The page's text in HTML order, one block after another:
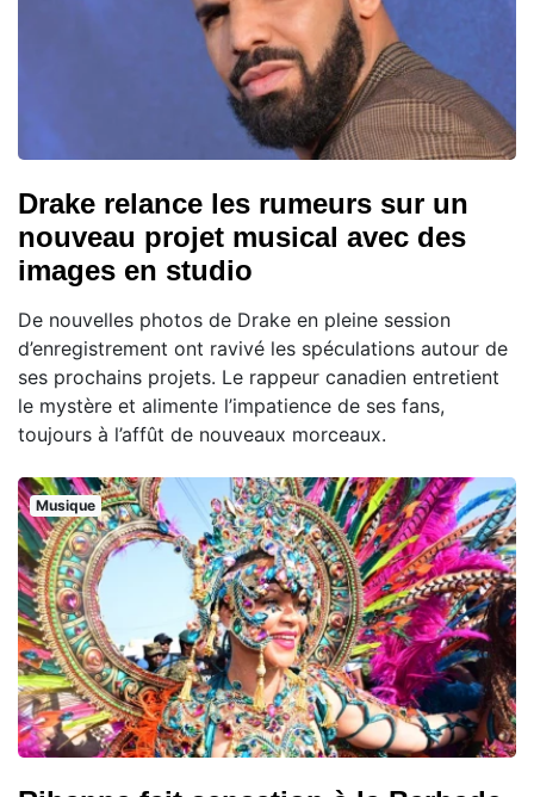
Drake relance les rumeurs sur un
nouveau projet musical avec des
images en studio
De nouvelles photos de Drake en pleine session
d’enregistrement ont ravivé les spéculations autour de
ses prochains projets. Le rappeur canadien entretient
le mystère et alimente l’impatience de ses fans,
toujours à l’affût de nouveaux morceaux.
Musique